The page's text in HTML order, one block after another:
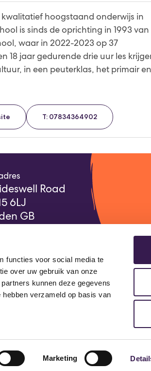
functies voor social media te
over uw gebruik van onze
kunnen deze gegevens
verzameld op basis van
Marketing
hoogstaand onderwijs in
is sinds de oprichting in 1993 van
waar in 2022-2023 op 37
18 jaar gedurende drie uur les
in een peuterklas, het primair en
T: 07834364902
Road
6LJ
GB